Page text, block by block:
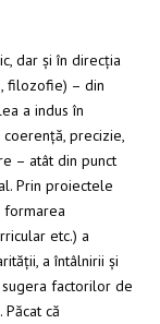
dar și în direcția
filozofie) – din
a indus în
precizie,
– atât din punct
Prin proiectele
etc.) a
a întâlnirii și
factorilor de
că